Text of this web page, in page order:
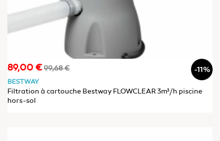
Prix
89,00 €Prix
99,68 € -11%
BESTWAY
Filtration à cartouche Bestway FLOWCLEAR 3m³/h piscine
hors-sol